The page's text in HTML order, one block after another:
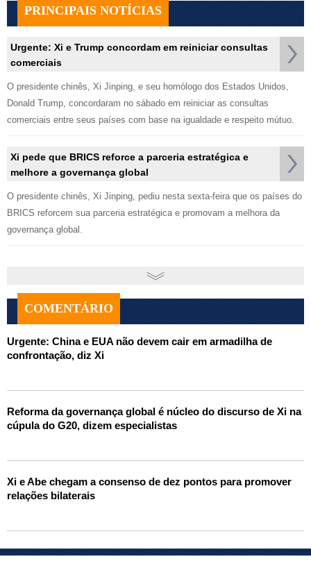
PRINCIPAIS NOTÍCIAS
Urgente: Xi e Trump concordam em reiniciar consultas
comerciais
O presidente chinês, Xi Jinping, e seu homólogo dos Estados Unidos,
Donald Trump, concordaram no sábado em reiniciar as consultas
comerciais entre seus países com base na igualdade e respeito mútuo.
Xi pede que BRICS reforce a parceria estratégica e
melhore a governança global
O presidente chinês, Xi Jinping, pediu nesta sexta-feira que os países do
BRICS reforcem sua parceria estratégica e promovam a melhora da
governança global.
COMENTÁRIO
Urgente: China e EUA não devem cair em armadilha de
confrontação, diz Xi
Reforma da governança global é núcleo do discurso de Xi na
cúpula do G20, dizem especialistas
Xi e Abe chegam a consenso de dez pontos para promover
relações bilaterais